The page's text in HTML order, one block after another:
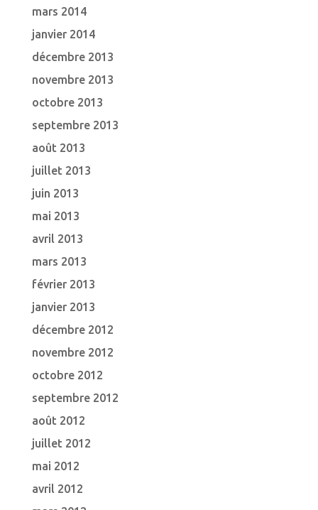
mars 2014
janvier 2014
décembre 2013
novembre 2013
octobre 2013
septembre 2013
août 2013
juillet 2013
juin 2013
mai 2013
avril 2013
mars 2013
février 2013
janvier 2013
décembre 2012
novembre 2012
octobre 2012
septembre 2012
août 2012
juillet 2012
mai 2012
avril 2012